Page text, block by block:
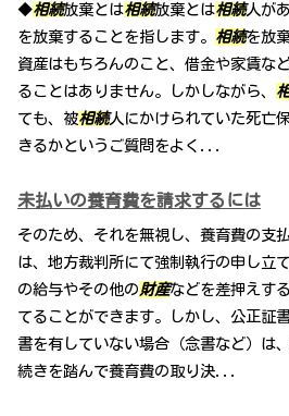
◆相続放棄とは相続放棄とは相続人が
を放棄することを指します。 相続を放
資産はもちろんのこと、借金や家賃な
ることはありません。しかしながら、
ても、被相続人にかけられていた死亡
きるかというご質問をよく...
未払いの養育費を請求するには
そのため、それを無視し、養育費の支
は、地方裁判所にて強制執行の申し立
の給与やその他の財産などを差押えす
てることができます。しかし、公正証
書を有していない場合（念書など）は
続きを踏んで養育費の取り決...